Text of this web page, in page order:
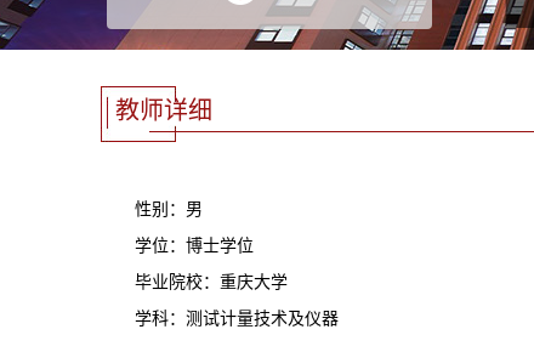
教师详细
性别：男
学位：博士学位
毕业院校：重庆大学
学科：测试计量技术及仪器